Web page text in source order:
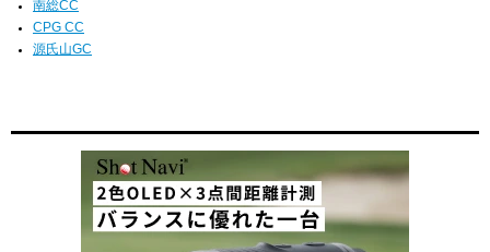
南総CC
CPG CC
源氏山GC